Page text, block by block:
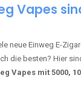
Vapes
neue Einweg E-
die besten? Hier
Vapes mit 5000,